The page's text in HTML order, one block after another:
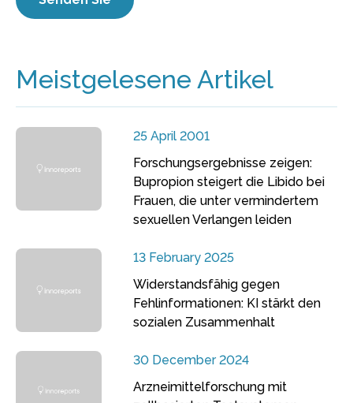
Meistgelesene Artikel
25 April 2001
Forschungsergebnisse zeigen:
Bupropion steigert die Libido bei
Frauen, die unter vermindertem
sexuellen Verlangen leiden
13 February 2025
Widerstandsfähig gegen
Fehlinformationen: KI stärkt den
sozialen Zusammenhalt
30 December 2024
Arzneimittelforschung mit